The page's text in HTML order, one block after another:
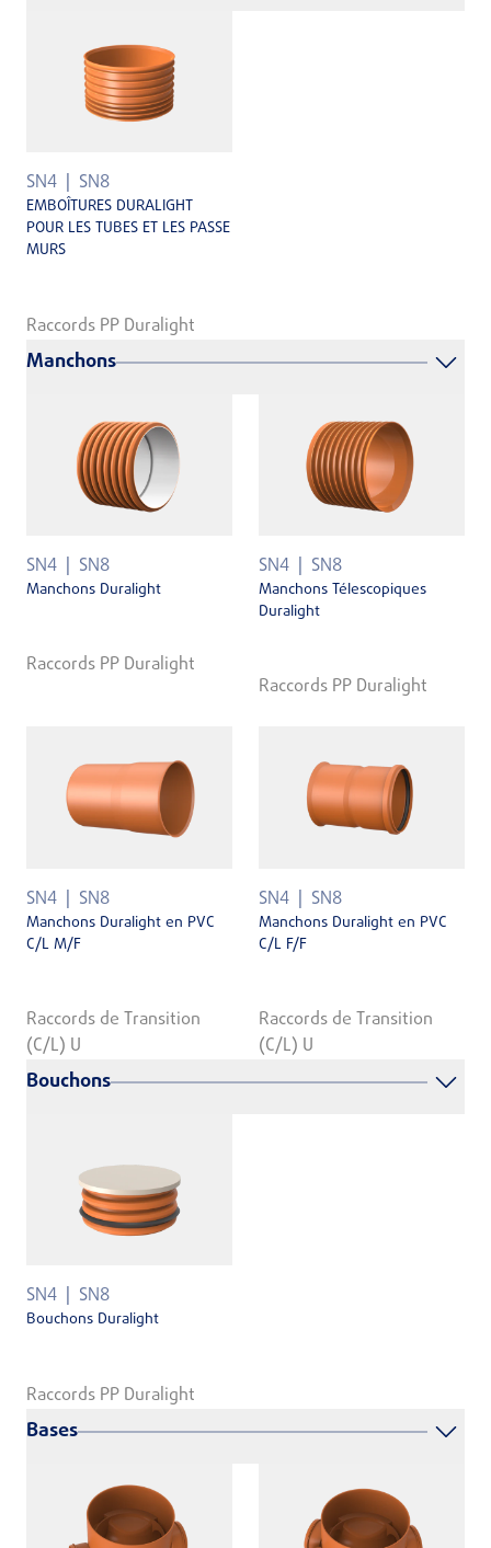
SN4 SN8
EMBOÎTURES DURALIGHT
POUR LES TUBES ET LES PASSE
MURS
Raccords PP Duralight
Manchons
SN4 SN8
Manchons Duralight
Raccords PP Duralight
SN4 SN8
Manchons Télescopiques
Duralight
Raccords PP Duralight
SN4 SN8
Manchons Duralight en PVC
C/L M/F
Raccords de Transition
(C/L) U
SN4 SN8
Manchons Duralight en PVC
C/L F/F
Raccords de Transition
(C/L) U
Bouchons
SN4 SN8
Bouchons Duralight
Raccords PP Duralight
Bases